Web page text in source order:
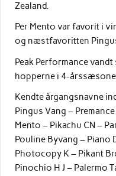
Zealand.
Per Mento var favorit i
og næstfavoritten
Peak Performance vandt
hopperne i 4-
Kendte årgangsnavne
Pingus Vang –
Mento – Pikachu CN –
Pouline Byvang – Piano
Photocopy K – Pikant
Pinochio H J – Palermo